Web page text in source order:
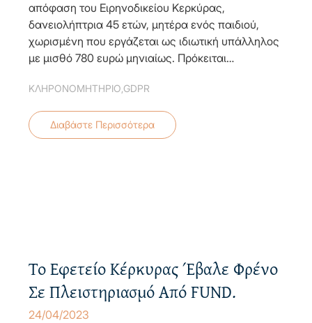
απόφαση του Ειρηνοδικείου Κερκύρας,
δανειολήπτρια 45 ετών, μητέρα ενός παιδιού,
χωρισμένη που εργάζεται ως ιδιωτική υπάλληλος
με μισθό 780 ευρώ μηνιαίως. Πρόκειται…
ΚΛΗΡΟΝΟΜΗΤΗΡΙΟ ,GDPR
Διαβάστε Περισσότερα
Το Εφετείο Κέρκυρας Έβαλε Φρένο
Σε Πλειστηριασμό Από FUND.
24/04/2023